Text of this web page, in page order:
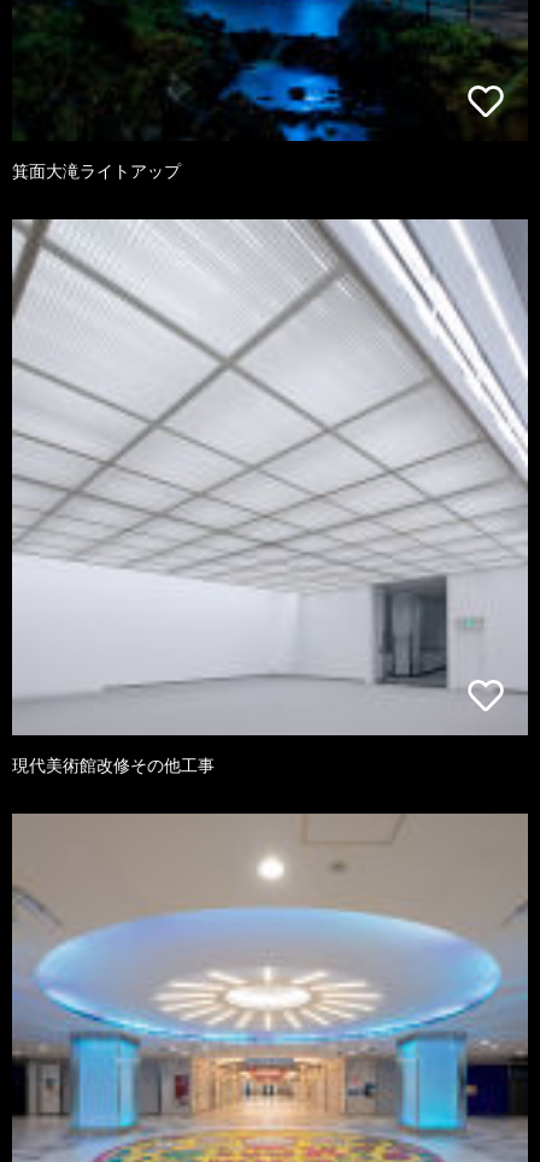
箕面大滝ライトアップ
現代美術館改修その他工事